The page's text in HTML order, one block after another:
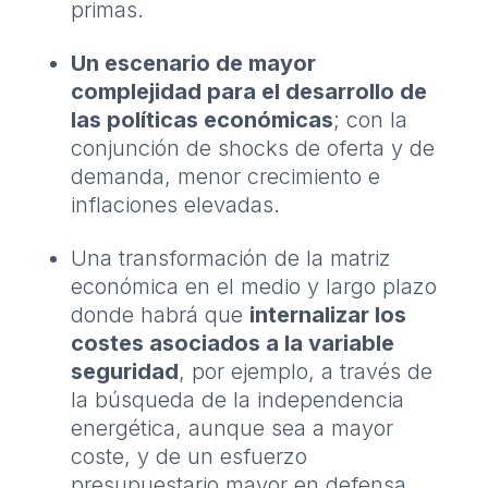
primas.
Un escenario de mayor
complejidad para el desarrollo de
las políticas económicas; con la
conjunción de shocks de oferta y de
demanda, menor crecimiento e
inflaciones elevadas.
Una transformación de la matriz
económica en el medio y largo plazo
donde habrá que internalizar los
costes asociados a la variable
seguridad, por ejemplo, a través de
la búsqueda de la independencia
energética, aunque sea a mayor
coste, y de un esfuerzo